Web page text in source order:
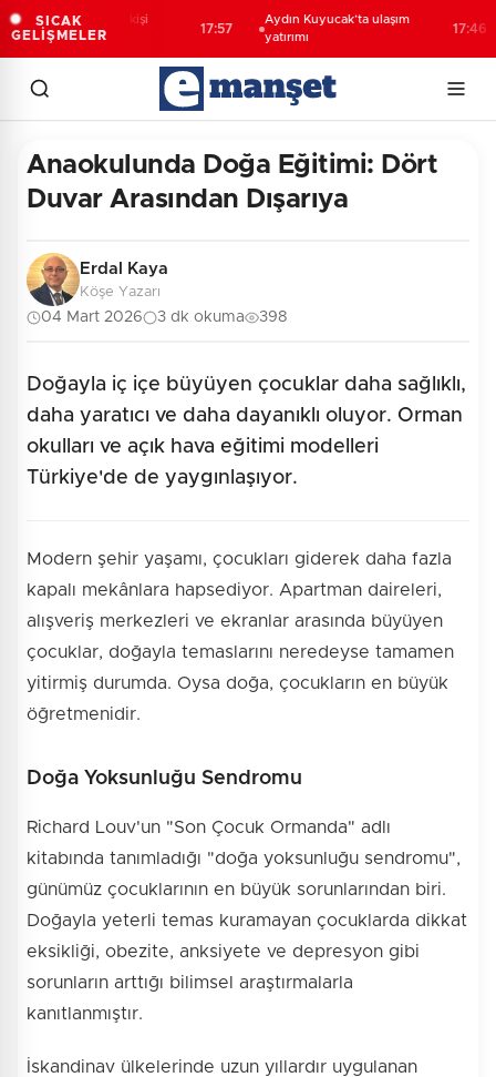
SICAK
GELİŞMELER
Artvin’de aranan 68 kişi
yakalandı
17:57
Aydın Kuyucak’ta ulaşım
yatırımı
17:46
Anaokulunda Doğa Eğitimi: Dört
Duvar Arasından Dışarıya
Erdal Kaya
Köşe Yazarı
04 Mart 2026 3 dk okuma 398
Doğayla iç içe büyüyen çocuklar daha sağlıklı,
daha yaratıcı ve daha dayanıklı oluyor. Orman
okulları ve açık hava eğitimi modelleri
Türkiye'de de yaygınlaşıyor.
Modern şehir yaşamı, çocukları giderek daha fazla
kapalı mekânlara hapsediyor. Apartman daireleri,
alışveriş merkezleri ve ekranlar arasında büyüyen
çocuklar, doğayla temaslarını neredeyse tamamen
yitirmiş durumda. Oysa doğa, çocukların en büyük
öğretmenidir.
Doğa Yoksunluğu Sendromu
Richard Louv'un "Son Çocuk Ormanda" adlı
kitabında tanımladığı "doğa yoksunluğu sendromu",
günümüz çocuklarının en büyük sorunlarından biri.
Doğayla yeterli temas kuramayan çocuklarda dikkat
eksikliği, obezite, anksiyete ve depresyon gibi
sorunların arttığı bilimsel araştırmalarla
kanıtlanmıştır.
İskandinav ülkelerinde uzun yıllardır uygulanan